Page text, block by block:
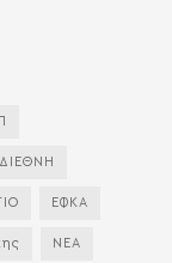
ΔΙΕΘΝΗ
ΕΦΚΑ
ΝΕΑ